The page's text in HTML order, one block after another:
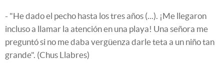
- "He dado el pecho hasta los tres años (...). ¡Me llegaron
incluso a llamar la atención en una playa! Una señora me
preguntó si no me daba vergüenza darle teta a un niño tan
grande". (Chus Llabres)